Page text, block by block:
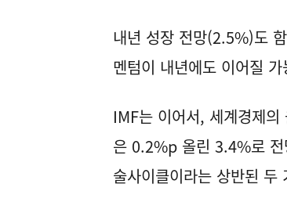
내년 성장 전망(2.5%)도
멘텀이 내년에도 이어질
IMF는 이어서, 세계경제
은 0.2%p 올린 3.4%로 전
술사이클이라는 상반된 두